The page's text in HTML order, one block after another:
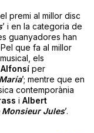
premi al millor disc
’ i en la categoria de
guanyadores han
Pel que fa al millor
els
per
’; mentre que en
contemporània
i Albert
Monsieur Jules’.